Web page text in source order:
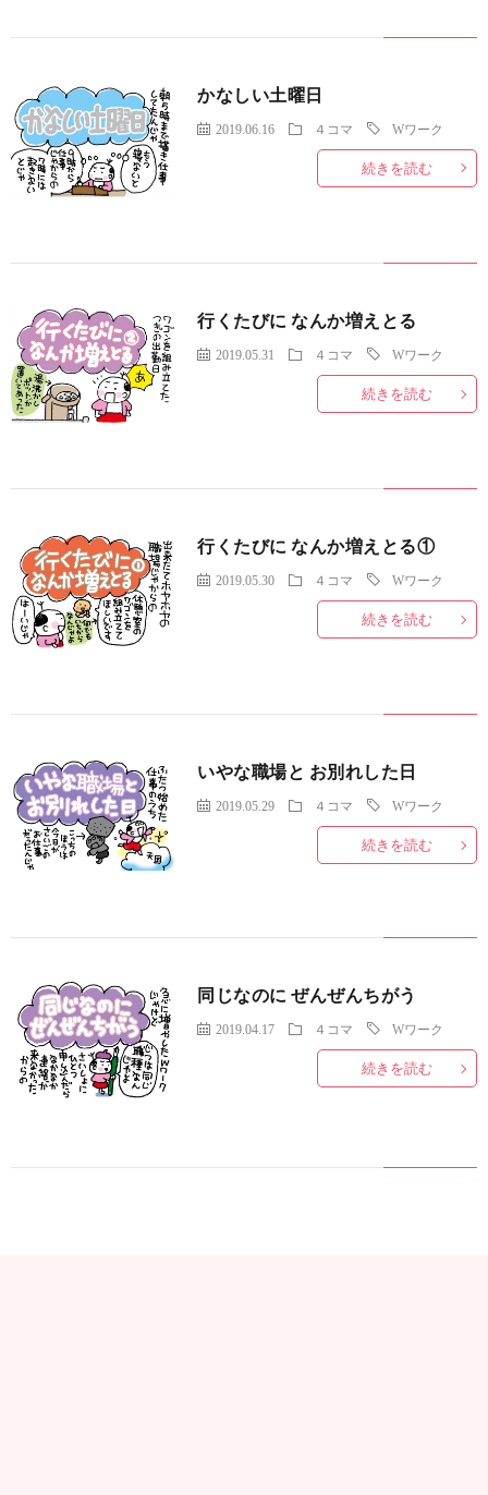
かなしい土曜日
2019.06.16 ４コマ Wワーク
続きを読む
行くたびに なんか増えとる
2019.05.31 ４コマ Wワーク
続きを読む
行くたびに なんか増えとる①
2019.05.30 ４コマ Wワーク
続きを読む
いやな職場と お別れした日
2019.05.29 ４コマ Wワーク
続きを読む
同じなのに ぜんぜんちがう
2019.04.17 ４コマ Wワーク
続きを読む